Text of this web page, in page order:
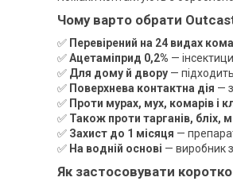
Чому варто обрати
✅ Перевірений на 24 видах
✅Ацетаміприд 0,2% —
✅ Для дому й двору —
✅ Поверхнева контактна дія —
✅ Проти мурах, мух, комарів і
✅ Також проти тарганів, бліх,
✅ Захист до 1 місяця —
✅ На водній основі — виробник
Як застосовувати коротко